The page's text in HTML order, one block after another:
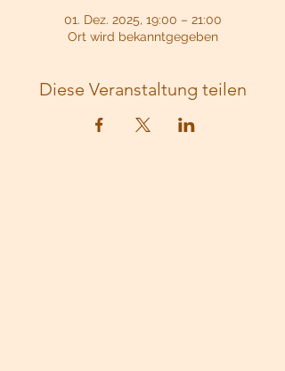
01. Dez. 2025, 19:00 – 21:00
Ort wird bekanntgegeben
Diese Veranstaltung teilen